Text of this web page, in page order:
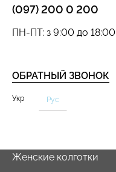
(097) 200 0 200
ОБРАТНЫЙ ЗВОНОК
ПН-ПТ: з 9:00 до 18:00
Укр Рус
Женские колготки
TRACKS SHAPE black